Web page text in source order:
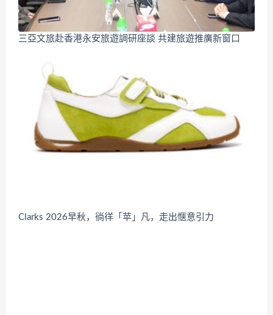
三亞文旅赴香港永安旅遊調研座談 共建旅遊推廣新窗口
Clarks 2026早秋，徜徉「苹」凡，走出惬意引力